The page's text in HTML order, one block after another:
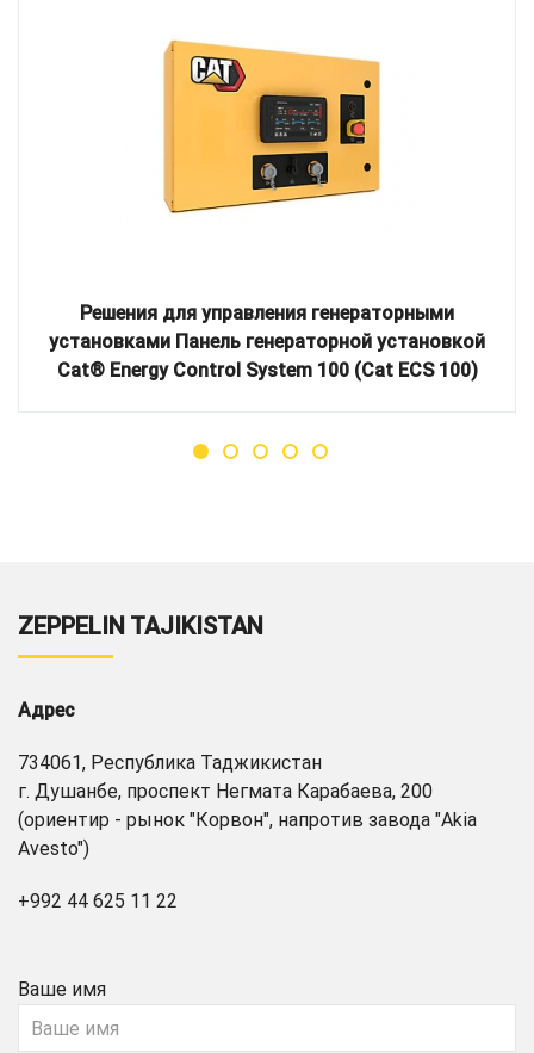
Решения для управления генераторными
установками Панель генераторной установкой
Cat® Energy Control System 100 (Cat ECS 100)
ZEPPELIN TAJIKISTAN
Адрес
734061, Республика Таджикистан
г. Душанбе, проспект Негмата Карабаева, 200
(ориентир - рынок "Корвон", напротив завода "Akia
Avesto")
+992 44 625 11 22
Ваше имя